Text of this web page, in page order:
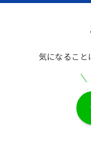
気になること